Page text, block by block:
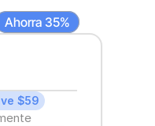
Ahorra 35%
$59